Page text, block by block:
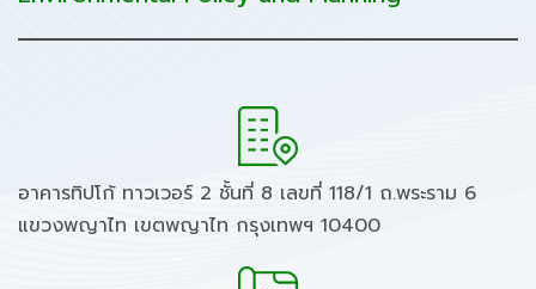
อาคารทิปโก้ ทาวเวอร์ 2 ชั้นที่ 8 เลขที่ 118/1 ถ.พระราม 6
แขวงพญาไท เขตพญาไท กรุงเทพฯ 10400